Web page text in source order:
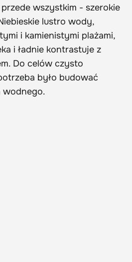
wszystkim - szerokie
lustro wody,
i kamienistymi plażami,
i ładnie kontrastuje z
Do celów czysto
było budować
wodnego.